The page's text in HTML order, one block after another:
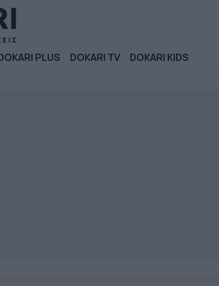
PLUS DOKARI TV DOKARI KIDS